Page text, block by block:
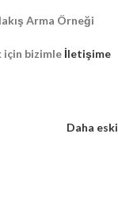
Arma Örneği
için bizimle İletişime
Daha eski